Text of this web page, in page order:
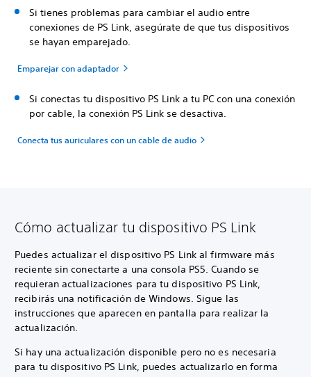
Si tienes problemas para cambiar el audio entre
conexiones de PS Link, asegúrate de que tus dispositivos
se hayan emparejado.
Emparejar con adaptador
Si conectas tu dispositivo PS Link a tu PC con una conexión
por cable, la conexión PS Link se desactiva.
Conecta tus auriculares con un cable de audio
Cómo actualizar tu dispositivo PS Link
Puedes actualizar el dispositivo PS Link al firmware más
reciente sin conectarte a una consola PS5. Cuando se
requieran actualizaciones para tu dispositivo PS Link,
recibirás una notificación de Windows. Sigue las
instrucciones que aparecen en pantalla para realizar la
actualización.
Si hay una actualización disponible pero no es necesaria
para tu dispositivo PS Link, puedes actualizarlo en forma